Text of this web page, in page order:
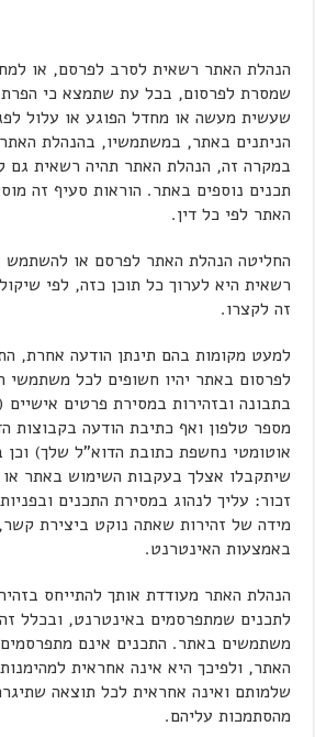
הנהלת האתר רשאית לסרב לפרסם, או
שמסרת לפרסום, בכל עת שתמצא כי הפרת
שעשית מעשה או מחדל הפוגע או עלול
הניתנים באתר, במשתמשיו, בהנהלת
במקרה זה, הנהלת האתר תהיה רשאית גם
תכנים נוספים באתר. הוראות סעיף זה
האתר לפי כל דין.
החליטה הנהלת האתר לפרסם או להשתמש
רשאית היא לערוך כל תוכן כזה, לפי
זה לקצרו.
למעט מקומות בהם תינתן הודעה אחרת,
לפרסום באתר יהיו חשופים לכל משתמשי
בתבונה ובזהירות במסירת פרטים אישיים
מספר טלפון ואף כתיבת הודעה בקבוצות
אוטומטי נחשפת כתובת הדוא"ל שלך) וכן
שיתקבלו אצלך בעקבות השימוש באתר או
זכור: עליך לנהוג במסירת התכנים
מידה של זהירות שאתה נוקט ביצירת
באמצעות האינטרנט.
הנהלת האתר מעודדת אותך להתייחס
לתכנים שמתפרסמים באינטרנט, ובכלל
משתמשים באתר. התכנים אינם
האתר, ולפיכך היא אינה אחראית
שלמותם ואינה אחראית לכל תוצאה
מהסתמכות עליהם.